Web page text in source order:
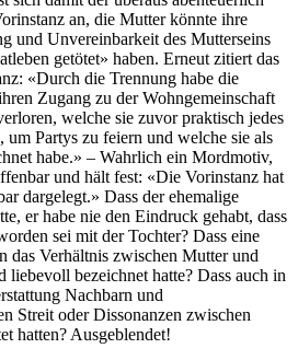
an, die Mutter könnte ihre
und Unvereinbarkeit des Mutterseins
getötet» haben. Erneut zitiert das
«Durch die Trennung habe die
Zugang zu der Wohngemeinschaft
welche sie zuvor praktisch jedes
um Partys zu feiern und welche sie als
habe.» – Wahrlich ein Mordmotiv,
und hält fest: «Die Vorinstanz hat
dargelegt.» Dass der ehemalige
er habe nie den Eindruck gehabt, dass
sei mit der Tochter? Dass eine
das Verhältnis zwischen Mutter und
liebevoll bezeichnet hatte? Dass auch in
Nachbarn und
Streit oder Dissonanzen zwischen
hatten? Ausgeblendet!